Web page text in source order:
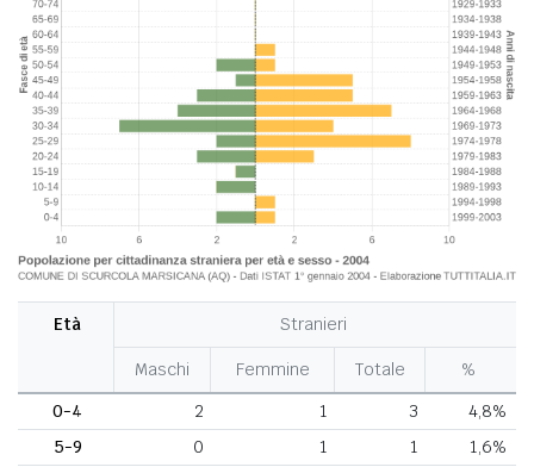
Età Stranieri
Maschi Femmine Totale
%
0-4
2 1 3
4,8%
5-9
0 1 1
1,6%